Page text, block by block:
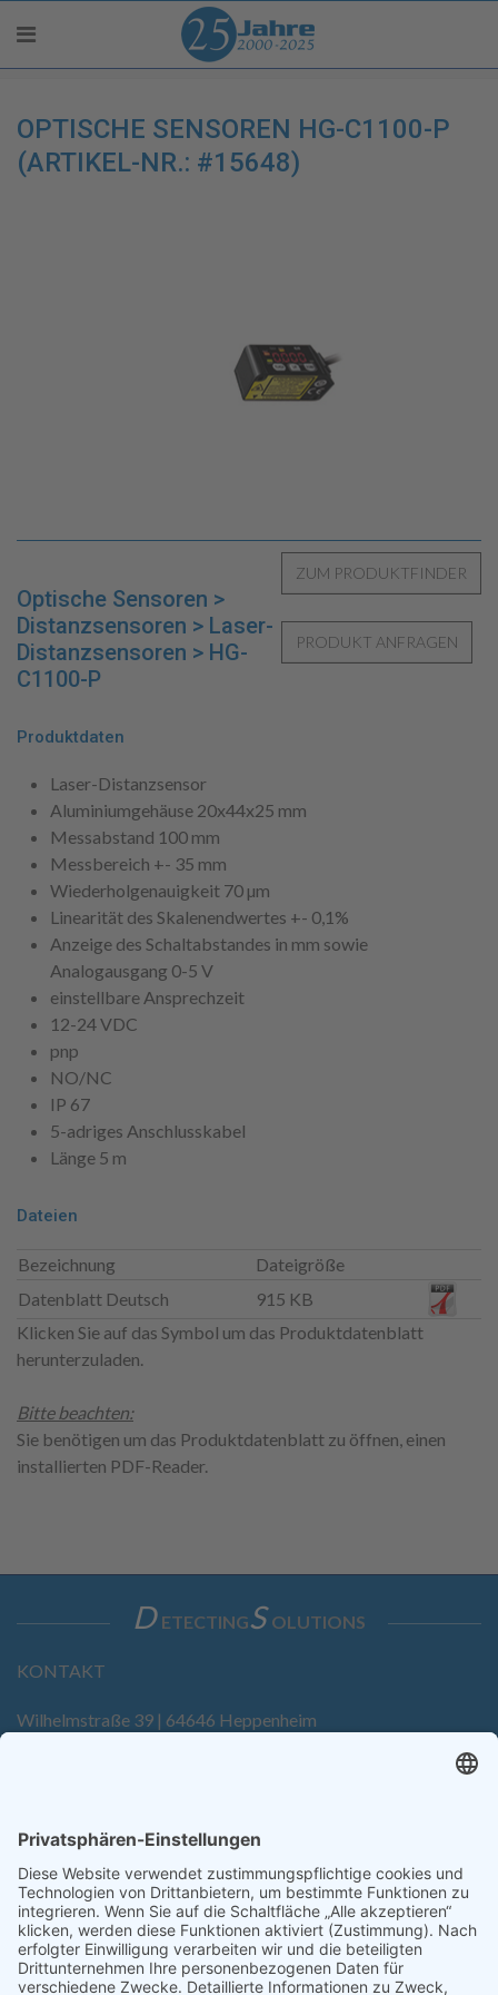
OPTISCHE SENSOREN HG-C1100-P
(ARTIKEL-NR.: #15648)
Optische Sensoren >
Distanzsensoren > Laser-
Distanzsensoren > HG-
C1100-P
Produktdaten
Laser-Distanzsensor
Aluminiumgehäuse 20x44x25 mm
Messabstand 100 mm
Messbereich +- 35 mm
Wiederholgenauigkeit 70 µm
Linearität des Skalenendwertes +- 0,1%
Anzeige des Schaltabstandes in mm sowie
Analogausgang 0-5 V
einstellbare Ansprechzeit
12-24 VDC
pnp
NO/NC
IP 67
5-adriges Anschlusskabel
Länge 5 m
Dateien
Bezeichnung
Dateigröße
Datenblatt Deutsch
915 KB
Klicken Sie auf das Symbol um das Produktdatenblatt
herunterzuladen.
Bitte beachten:
Sie benötigen um das Produktdatenblatt zu öffnen, einen
installierten PDF-Reader.
D ETECTINGS OLUTIONS
KONTAKT
Wilhelmstraße 39 | 64646 Heppenheim
SERVICE
Anfrage
Direkt-Bestellung